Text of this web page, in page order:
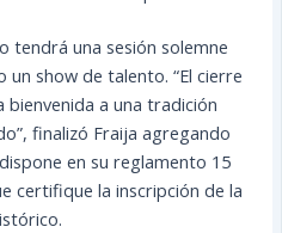
tendrá una sesión solemne
un show de talento. “El cierre
a una tradición
finalizó Fraija agregando
en su reglamento 15
certifique la inscripción de la